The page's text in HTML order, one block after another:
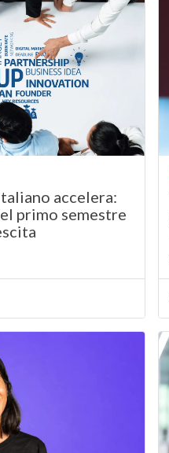
accelera:
primo semestre